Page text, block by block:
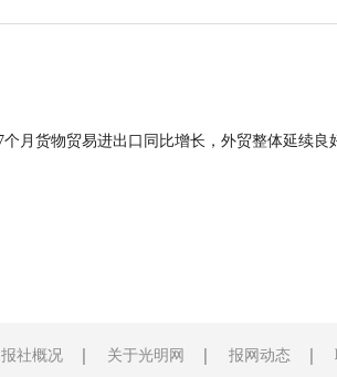
月货物贸易进出口同比增长，外贸整体延续良
社概况 关于光明网 报网动态